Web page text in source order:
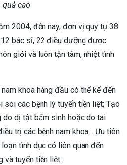
quả cao
2004, đến nay, đơn vị quy tụ 38
bác sĩ, 22 điều dưỡng được
giỏi và luôn tận tâm, nhiệt tình
khoa hàng đầu có thể kể đến
soi các bệnh lý tuyến tiền liệt; Tạo
do dị tật bẩm sinh hoặc do tai
trị các bệnh nam khoa… Ưu tiên
tình dục có liên quan đến
và tuyến tiền liệt.